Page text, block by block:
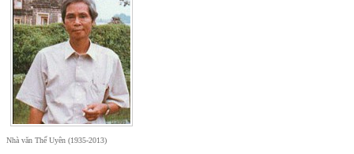
Nhà văn Thế Uyên (1935-2013)